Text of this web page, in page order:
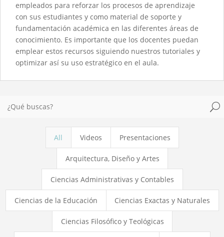
empleados para reforzar los procesos de aprendizaje
con sus estudiantes y como material de soporte y
fundamentación académica en las diferentes áreas de
conocimiento. Es importante que los docentes puedan
emplear estos recursos siguiendo nuestros tutoriales y
optimizar así su uso estratégico en el aula.
U
All Videos Presentaciones
Arquitectura, Diseño y Artes
Ciencias Administrativas y Contables
Ciencias de la Educación Ciencias Exactas y Naturales
Ciencias Filosófico y Teológicas